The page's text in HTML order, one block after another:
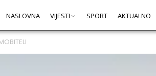
NASLOVNA VIJESTI SPORT AKTUALNO